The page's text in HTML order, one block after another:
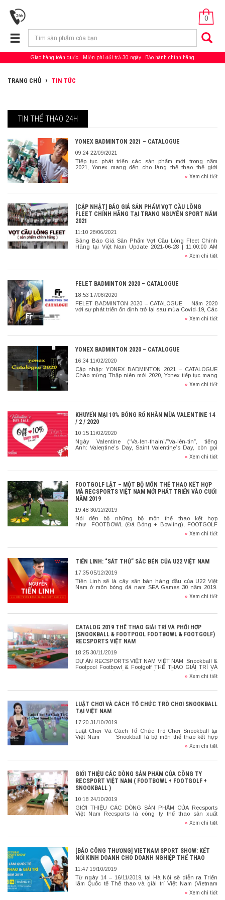
0
Giao hàng toàn quốc Miễn phí đổi trả 30 ngày Bảo hành chính hãng
TRANG CHỦ TIN TỨC
TIN THỂ THAO 24H
YONEX BADMINTON 2021 – CATALOGUE
09:24 22/09/2021
Tiếp tục phát triển các sản phẩm mới trong năm
2021, Yonex mang đến cho làng thể thao thế giới
những sản phẩm chất lượng. Bạn đã dùng sản phẩm
» Xem chi tiết
[CẬP NHẬT] BÁO GIÁ SẢN PHẨM VỢT CẦU LÔNG
FLEET CHÍNH HÃNG TẠI TRANG NGUYÊN SPORT NĂM
2021
11:10 28/06/2021
Bảng Báo Giá Sản Phẩm Vợt Cầu Lông Fleet Chính
Hãng tại Việt Nam Update 2021-06-28 | 11:00:00 AM
Bảng báo giá mới update năm 2021 về vợt cầu lông
» Xem chi tiết
FELET BADMINTON 2020 – CATALOGUE
18:53 17/06/2020
FELET BADMINTON 2020 – CATALOGUE Năm 2020
với sự phát triển ổn định trở lại sau mùa Covid-19, Các
dòng sản phẩm thể thao của Felet Malaysia tiếp tục
» Xem chi tiết
YONEX BADMINTON 2020 – CATALOGUE
16:34 11/02/2020
Cập nhập: YONEX BADMINTON 2021 – CATALOGUE
Chào mừng Thập niên mới 2020, Yonex tiếp tục mang
đến cho làng thể thao thế giới những sản phẩm chất
» Xem chi tiết
KHUYẾN MẠI 10% BÓNG RỔ NHÂN MÙA VALENTINE 14
/ 2 / 2020
10:15 11/02/2020
Ngày Valentine (“Va-len-thain”/”Va-lên-tin”, tiếng
Anh: Valentine’s Day, Saint Valentine’s Day, còn gọi
là Ngày lễ tình yêu hay là Ngày lễ tình nhân). Nó
được đặt tên theo thánh Valentine, – một trong số
» Xem chi tiết
FOOTGOLF LẬT – MỘT BỘ MÔN THỂ THAO KẾT HỢP
MÀ RECSPORTS VIỆT NAM MỚI PHÁT TRIỂN VÀO CUỐI
NĂM 2019
19:48 30/12/2019
Nói đến bộ những bộ môn thể thao kết hợp
như FOOTBOWL (Đá Bóng + Bowling), FOOTGOLF
(Đá Bóng + Golf), SNOOKBALL (Đá Bóng + Bi-Da) tại
» Xem chi tiết
TIẾN LINH: “SÁT THỦ” SẮC BÉN CỦA U22 VIỆT NAM
17:35 05/12/2019
Tiền Linh sẽ là cây săn bàn hàng đầu của U22 Việt
Nam ở môn bóng đá nam SEA Games 30 năm 2019.
» Xem chi tiết
CATALOG 2019 THỂ THAO GIẢI TRÍ VÀ PHỐI HỢP
(SNOOKBALL & FOOTPOOL FOOTBOWL & FOOTGOLF)
RECSPORTS VIỆT NAM
18:25 30/11/2019
DỰ ÁN RECSPORTS VIỆT NAM VIỆT NAM Snookball &
Footpool Footbowl & Footgolf THỂ THAO GIẢI TRÍ VÀ
PHỐI HỢP – VÌ SỨC KHỎE CỘNG ĐỒNG! GIỚI THIỆU
» Xem chi tiết
LUẬT CHƠI VÀ CÁCH TỔ CHỨC TRÒ CHƠI SNOOKBALL
TẠI VIỆT NAM
17:20 31/10/2019
Luật Chơi Và Cách Tổ Chức Trò Chơi Snookball tại
Việt Nam Snookball là bộ môn thể thao kết hợp
giữa billiard (bi-da) truyền thống và bóng đá. Môn thể
» Xem chi tiết
GIỚI THIỆU CÁC DÒNG SẢN PHẨM CỦA CÔNG TY
RECSPORT VIỆT NAM ( FOOTBOWL + FOOTGOLF +
SNOOKBALL )
10:18 24/10/2019
GIỚI THIỆU CÁC DÒNG SẢN PHẨM CỦA Recsports
Việt Nam Recsports là công ty thể thao sản xuất
những dòng sản phẩm cho các bộ môn mang tính chất
» Xem chi tiết
[BÁO CÔNG THƯƠNG] VIETNAM SPORT SHOW: KẾT
NỐI KINH DOANH CHO DOANH NGHIỆP THỂ THAO
11:47 19/10/2019
Từ ngày 14 – 16/11/2019, tại Hà Nội sẽ diễn ra Triển
lãm Quốc tế Thể thao và giải trí Việt Nam (Vietnam
» Xem chi tiết